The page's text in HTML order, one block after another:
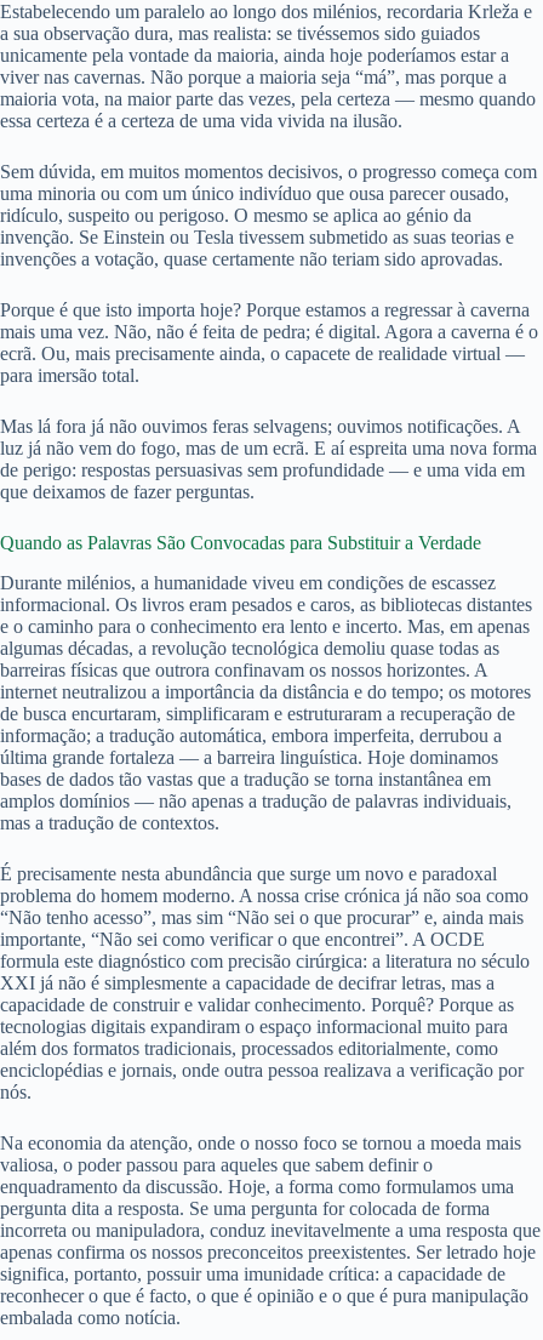
Estabelecendo um paralelo ao longo dos milénios, recordaria Krleža e
a sua observação dura, mas realista: se tivéssemos sido guiados
unicamente pela vontade da maioria, ainda hoje poderíamos estar a
viver nas cavernas. Não porque a maioria seja “má”, mas porque a
maioria vota, na maior parte das vezes, pela certeza — mesmo quando
essa certeza é a certeza de uma vida vivida na ilusão.
Sem dúvida, em muitos momentos decisivos, o progresso começa com
uma minoria ou com um único indivíduo que ousa parecer ousado,
ridículo, suspeito ou perigoso. O mesmo se aplica ao génio da
invenção. Se Einstein ou Tesla tivessem submetido as suas teorias e
invenções a votação, quase certamente não teriam sido aprovadas.
Porque é que isto importa hoje? Porque estamos a regressar à caverna
mais uma vez. Não, não é feita de pedra; é digital. Agora a caverna é o
ecrã. Ou, mais precisamente ainda, o capacete de realidade virtual —
para imersão total.
Mas lá fora já não ouvimos feras selvagens; ouvimos notificações. A
luz já não vem do fogo, mas de um ecrã. E aí espreita uma nova forma
de perigo: respostas persuasivas sem profundidade — e uma vida em
que deixamos de fazer perguntas.
Quando as Palavras São Convocadas para Substituir a Verdade
Durante milénios, a humanidade viveu em condições de escassez
informacional. Os livros eram pesados e caros, as bibliotecas distantes
e o caminho para o conhecimento era lento e incerto. Mas, em apenas
algumas décadas, a revolução tecnológica demoliu quase todas as
barreiras físicas que outrora confinavam os nossos horizontes. A
internet neutralizou a importância da distância e do tempo; os motores
de busca encurtaram, simplificaram e estruturaram a recuperação de
informação; a tradução automática, embora imperfeita, derrubou a
última grande fortaleza — a barreira linguística. Hoje dominamos
bases de dados tão vastas que a tradução se torna instantânea em
amplos domínios — não apenas a tradução de palavras individuais,
mas a tradução de contextos.
É precisamente nesta abundância que surge um novo e paradoxal
problema do homem moderno. A nossa crise crónica já não soa como
“Não tenho acesso”, mas sim “Não sei o que procurar” e, ainda mais
importante, “Não sei como verificar o que encontrei”. A OCDE
formula este diagnóstico com precisão cirúrgica: a literatura no século
XXI já não é simplesmente a capacidade de decifrar letras, mas a
capacidade de construir e validar conhecimento. Porquê? Porque as
tecnologias digitais expandiram o espaço informacional muito para
além dos formatos tradicionais, processados editorialmente, como
enciclopédias e jornais, onde outra pessoa realizava a verificação por
nós.
Na economia da atenção, onde o nosso foco se tornou a moeda mais
valiosa, o poder passou para aqueles que sabem definir o
enquadramento da discussão. Hoje, a forma como formulamos uma
pergunta dita a resposta. Se uma pergunta for colocada de forma
incorreta ou manipuladora, conduz inevitavelmente a uma resposta que
apenas confirma os nossos preconceitos preexistentes. Ser letrado hoje
significa, portanto, possuir uma imunidade crítica: a capacidade de
reconhecer o que é facto, o que é opinião e o que é pura manipulação
embalada como notícia.